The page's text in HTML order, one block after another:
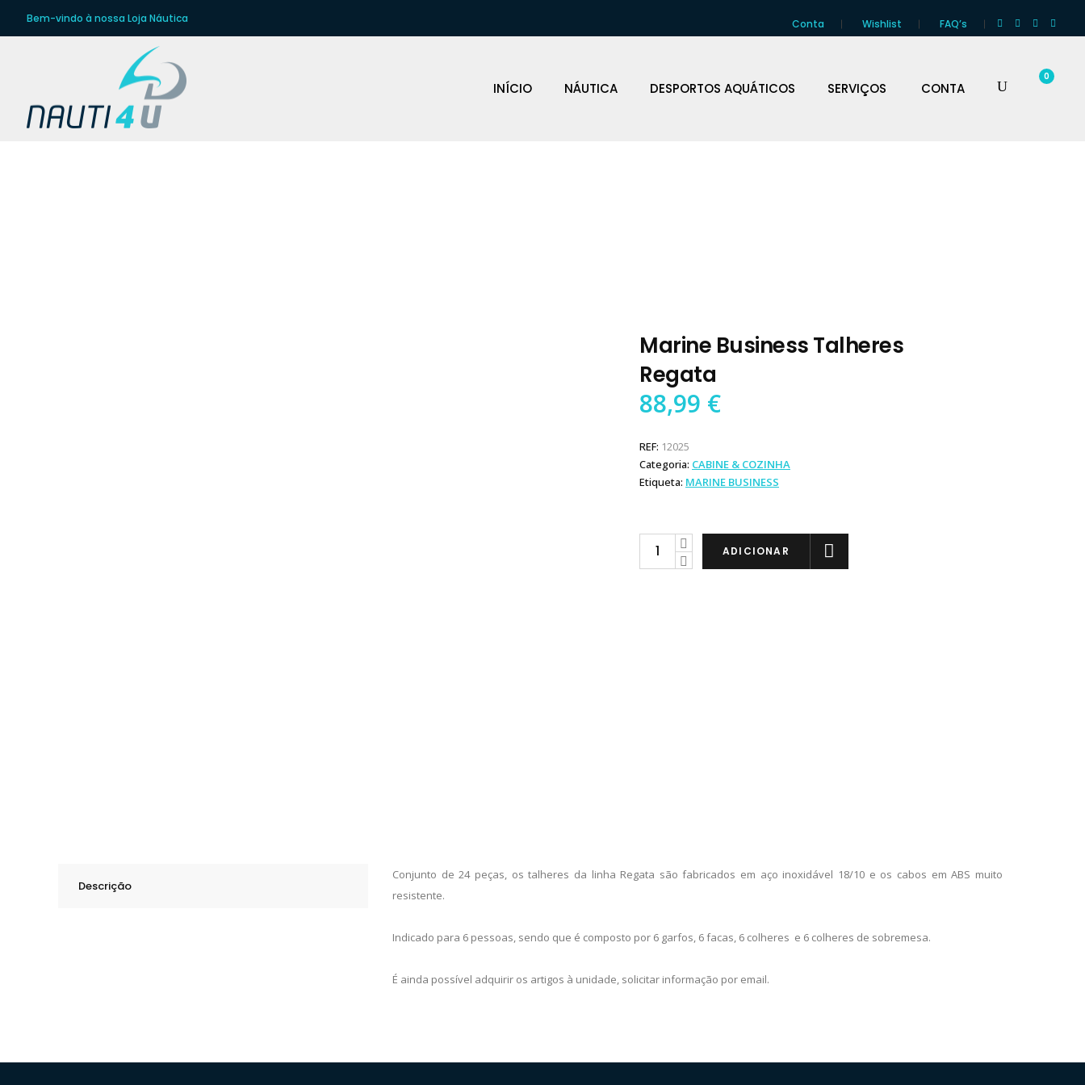
Bem-vindo à nossa Loja Náutica Conta Wishlist FAQ’s
INÍCIO NÁUTICA DESPORTOS AQUÁTICOS SERVIÇOS CONTA
0
Marine Business Talheres
Regata
88,99 €
REF: 12025
Categoria: CABINE & COZINHA
Etiqueta: MARINE BUSINESS
Marine
Business
ADICIONAR
Descrição
Conjunto de 24 peças, os talheres da linha Regata são fabricados em aço inoxidável 18/10 e os cabos em ABS muito
resistente.
Indicado para 6 pessoas, sendo que é composto por 6 garfos, 6 facas, 6 colheres e 6 colheres de sobremesa.
É ainda possível adquirir os artigos à unidade, solicitar informação por email.